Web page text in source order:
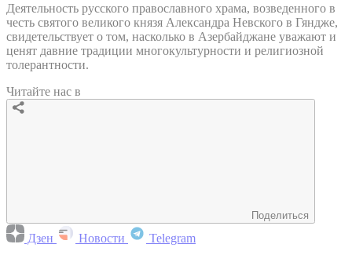
Деятельность русского православного храма, возведенного в
честь святого великого князя Александра Невского в Гяндже,
свидетельствует о том, насколько в Азербайджане уважают и
ценят давние традиции многокультурности и религиозной
толерантности.
Читайте нас в
Поделиться
Дзен Новости Telegram